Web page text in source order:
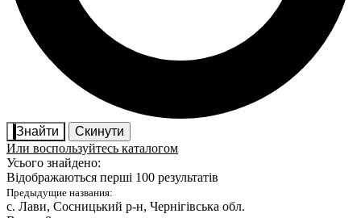
Знайти
Скинути
Или воспользуйтесь каталогом
Усього знайдено:
Відображаються перші 100 результатів
Предыдущие названия:
с. Лави, Сосницький р-н, Чернігівська обл.